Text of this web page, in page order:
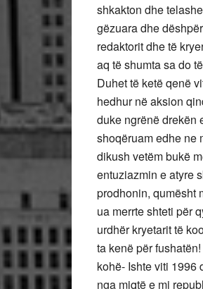
shkakton dhe
gëzuara dhe
redaktorit dhe të
aq të shumta sa do
Duhet të ketë qenë
hedhur në aksion
duke ngrënë drekën
shoqëruam edhe ne
dikush vetëm bukë
entuziazmin e atyre
prodhonin, qumësht
ua merrte shteti për
urdhër kryetarit të
ta kenë për
kohë- Ishte viti 1996
nga miqtë e mi